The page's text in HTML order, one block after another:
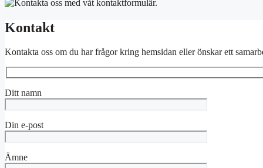
Kontakt
Kontakta oss om du har frågor kring hemsidan eller önskar ett
Ditt namn
Din e-post
Ämne